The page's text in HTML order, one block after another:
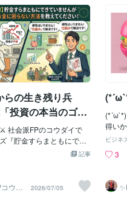
ほしい」など、気になる
気軽にお尋ねくださいね
はコチラから(⁎ᴗ͈ˬᴗ͈⁎)⏬
users/2791228
ポスト」「フォロー」大
:0 」 )_🐿️ 御姉様も１０
のだ(^_^;💛) もやもやも
:0 」 )_🐿️ カタツムリ氏
とかいうオ
ねぇか(*´ω`*)_( :0 」 )_
ちゃぎあ;🐌
史は繰り返すのだ…;
なんで;🐌 出家し
が(´ω`)👈💦 悪の総本
す。
すい
う。
たり
ょう
ラッ
なた
と読
展開
もや
ポー
事、
こと
𓂃𓋪◌
らの生き残り兵
投資の本当のゴー
？軍師が教える
』と暴落のトリセ
社会派FPのコウダイで
『貯金すらまともにでき
の先ずっとお金に困らな
の税金がダイレクトに安
『iDeCo』の強みと、60
ない罠」についてお話し
記事
ウダ
守り
2026/07/05
得い
けど
いる
話す
談し
ビジネ
3